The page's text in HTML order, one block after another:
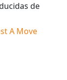
de
A Move